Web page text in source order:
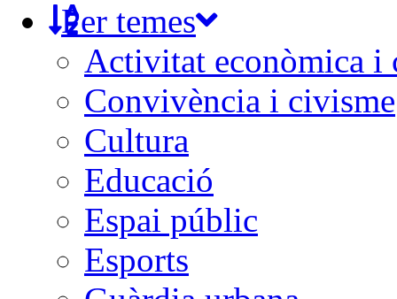
Per temes
Activitat econòmica i
Convivència i civisme
Cultura
Educació
Espai públic
Esports